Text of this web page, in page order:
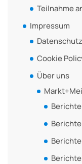
Teilnahme
Impressum
Cookie
Über uns